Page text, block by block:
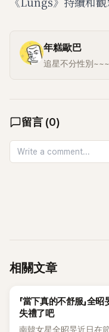
年糕歐巴
追星不分性別
留言 (0)
相關文章
K-POP
「當下真的不舒服」全
失禮了吧
南韓女星全昭旻近日在